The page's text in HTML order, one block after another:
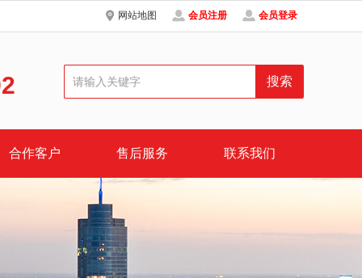
网站地图 会员注册 会员登录
合作客户 售后服务 联系我们